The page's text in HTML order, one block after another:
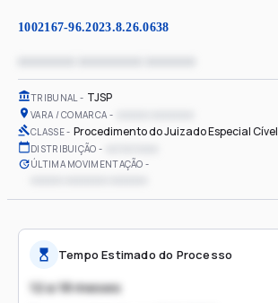
1002167-96.2023.8.26.0638
TRIBUNAL TJSP
VARA / COMARCA
CLASSE Procedimento do Juizado Especial Cível
DISTRIBUIÇÃO
ÚLTIMA MOVIMENTAÇÃO
Tempo Estimado do Processo
12 a 18 meses